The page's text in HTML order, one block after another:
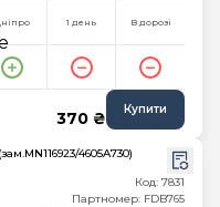
1 день В дорозі
370 ₴ Купити
4605A730)
Код: 7831
Партномер: FDB765